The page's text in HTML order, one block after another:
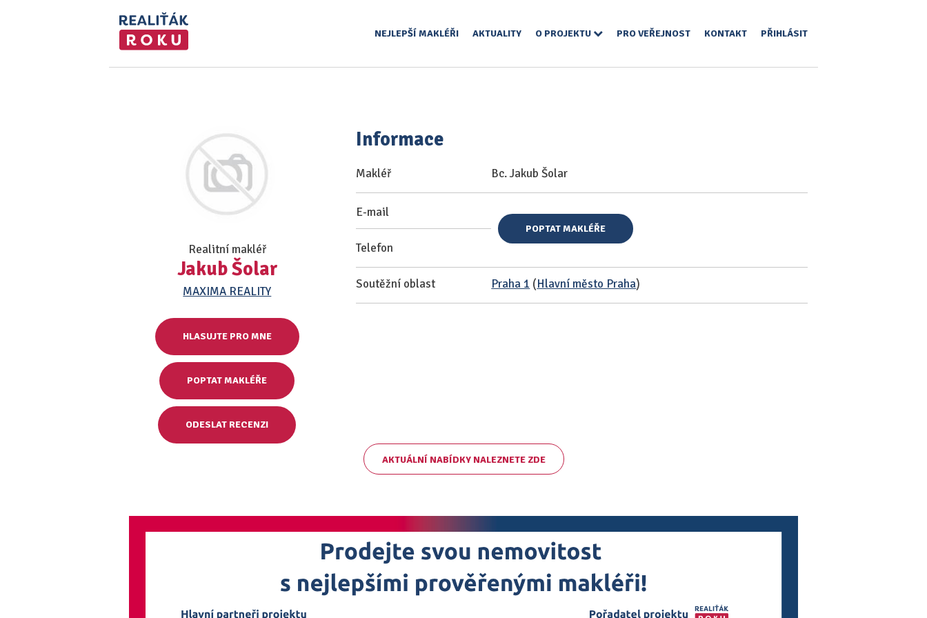
NEJLEPŠÍ MAKLÉŘI AKTUALITY O PROJEKTU PRO VEŘEJNOST KONTAKT PŘIHLÁSIT
Realitní makléř
Jakub Šolar
MAXIMA REALITY
HLASUJTE PRO MNE
POPTAT MAKLÉŘE
ODESLAT RECENZI
Informace
Makléř Bc. Jakub Šolar
E-mail
Telefon
POPTAT MAKLÉŘE
Soutěžní oblast Praha 1 (Hlavní město Praha)
AKTUÁLNÍ NABÍDKY NALEZNETE ZDE